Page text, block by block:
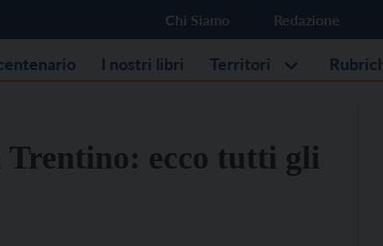
Chi Siamo Redazione
I nostri libri Territori
ecco tutti gli